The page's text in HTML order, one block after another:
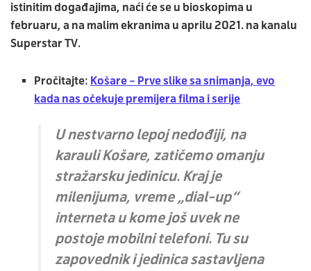
istinitim događajima, naći će se u bioskopima u
februaru, a na malim ekranima u aprilu 2021. na kanalu
Superstar TV.
Pročitajte: Košare – Prve slike sa snimanja, evo
kada nas očekuje premijera filma i serije
U nestvarno lepoj nedođiji, na
karauli Košare, zatičemo omanju
stražarsku jedinicu. Kraj je
milenijuma, vreme „dial-up“
interneta u kome još uvek ne
postoje mobilni telefoni. Tu su
zapovednik i jedinica sastavljena